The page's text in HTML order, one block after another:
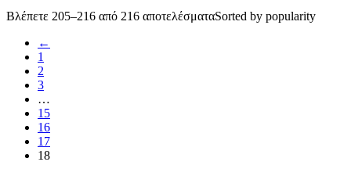
Βλέπετε 205–216 από 216 αποτελέσματαSorted by popularity
←
1
2
3
…
15
16
17
18